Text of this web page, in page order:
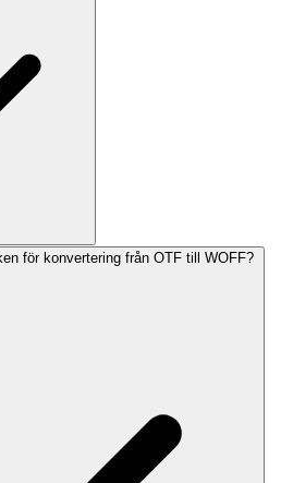
för konvertering från OTF till WOFF?